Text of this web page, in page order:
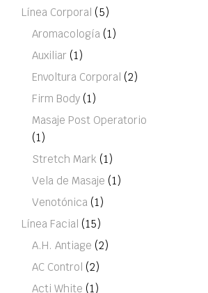
Línea Corporal (5)
Aromacología (1)
Auxiliar (1)
Envoltura Corporal (2)
Firm Body (1)
Masaje Post Operatorio
(1)
Stretch Mark (1)
Vela de Masaje (1)
Venotónica (1)
Línea Facial (15)
A.H. Antiage (2)
AC Control (2)
Acti White (1)